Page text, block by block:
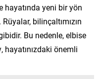
hayatında yeni bir yön
bilinçaltımızın
Bu nedenle, elbise
hayatınızdaki önemli